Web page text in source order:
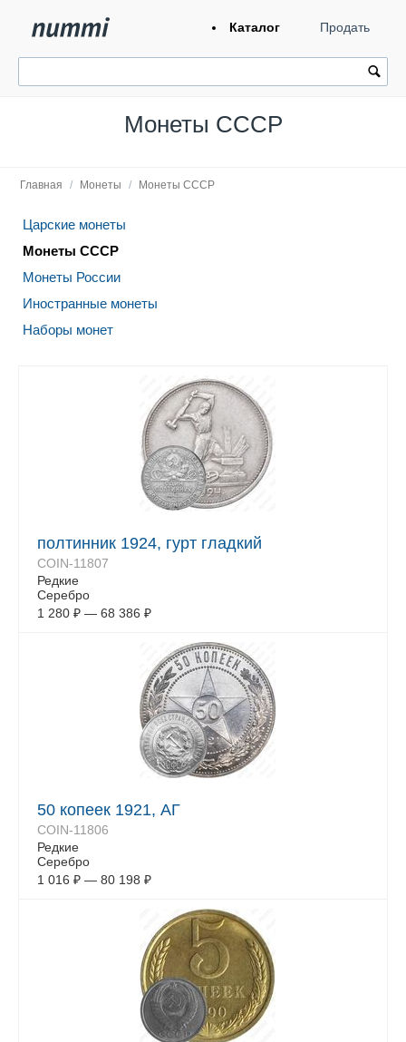
Каталог Продать
Монеты СССР
Главная / Монеты / Монеты СССР
Царские монеты
Монеты СССР
Монеты России
Иностранные монеты
Наборы монет
полтинник 1924, гурт гладкий
COIN-11807
Редкие
Серебро
1 280 ₽ — 68 386 ₽
50 копеек 1921, АГ
COIN-11806
Редкие
Серебро
1 016 ₽ — 80 198 ₽